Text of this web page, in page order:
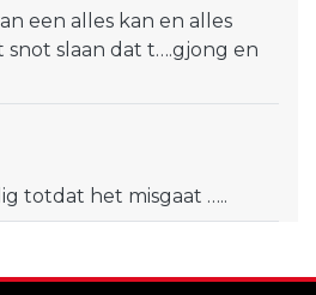
een alles kan en alles
snot slaan dat t….gjong en
totdat het misgaat …..